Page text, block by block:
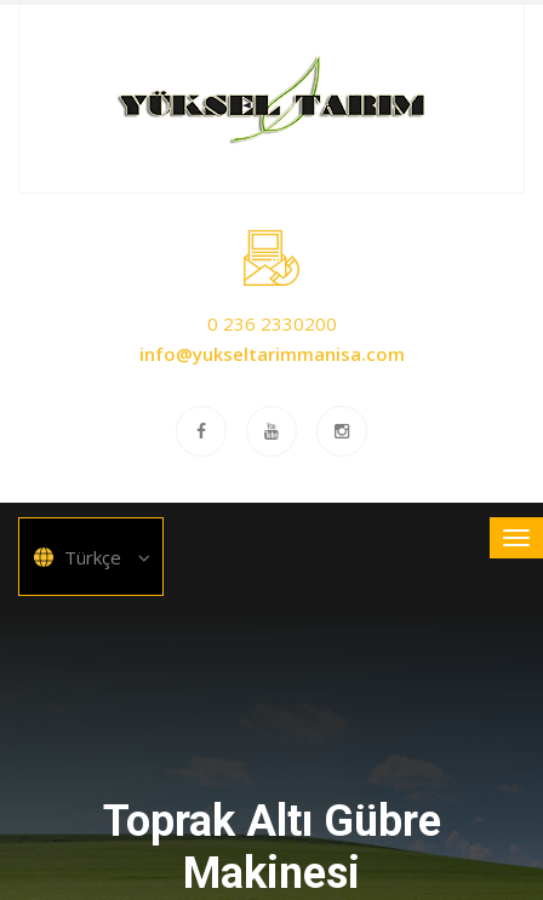
0 236 2330200
info@yukseltarimmanisa.com
Türkçe
Toprak Altı Gübre
Makinesi